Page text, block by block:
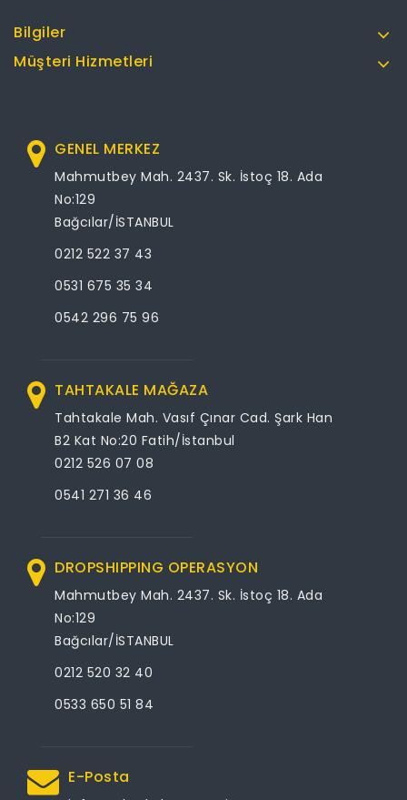
Bilgiler
Müşteri Hizmetleri
GENEL MERKEZ
Mahmutbey Mah. 2437. Sk. İstoç 18. Ada
No:129
Bağcılar/İSTANBUL
0212 522 37 43
0531 675 35 34
0542 296 75 96
TAHTAKALE MAĞAZA
Tahtakale Mah. Vasıf Çınar Cad. Şark Han
B2 Kat No:20 Fatih/İstanbul
0212 526 07 08
0541 271 36 46
DROPSHIPPING OPERASYON
Mahmutbey Mah. 2437. Sk. İstoç 18. Ada
No:129
Bağcılar/İSTANBUL
0212 520 32 40
0533 650 51 84
E-Posta